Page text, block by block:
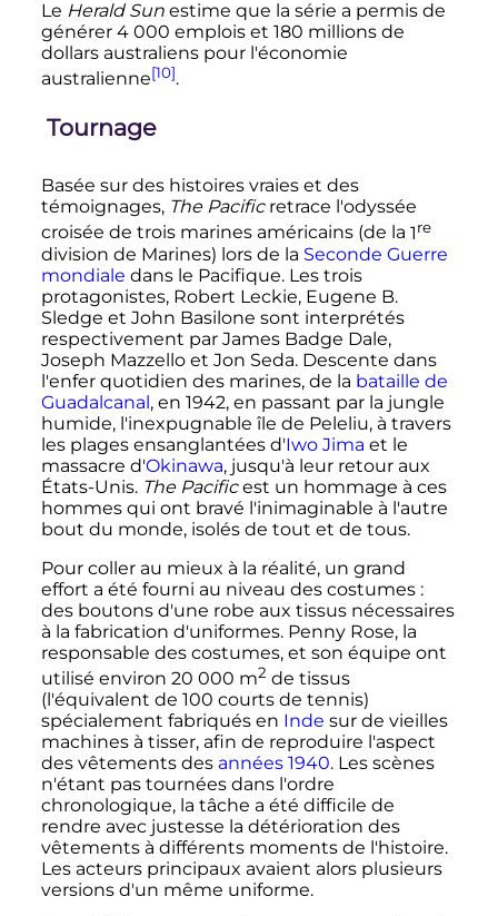
Le Herald Sunestime que la série a permis de
générer 4 000 emplois et 180 millions de
dollars australiens pour l'économie
australienne[10].
Tournage
Basée sur des histoires vraies et des
témoignages, The Pacificretrace l'odyssée
croisée de trois marines américains (de la 1re
division de Marines) lors de la Seconde Guerre
mondiale dans le Pacifique. Les trois
protagonistes, Robert Leckie, Eugene B.
Sledge et John Basilone sont interprétés
respectivement par James Badge Dale,
Joseph Mazzello et Jon Seda. Descente dans
l'enfer quotidien des marines, de la bataille de
Guadalcanal, en 1942, en passant par la jungle
humide, l'inexpugnable île de Peleliu, à travers
les plages ensanglantées d'Iwo Jima et le
massacre d'Okinawa, jusqu'à leur retour aux
États-Unis. The Pacificest un hommage à ces
hommes qui ont bravé l'inimaginable à l'autre
bout du monde, isolés de tout et de tous.
Pour coller au mieux à la réalité, un grand
effort a été fourni au niveau des costumes :
des boutons d'une robe aux tissus nécessaires
à la fabrication d'uniformes. Penny Rose, la
responsable des costumes, et son équipe ont
utilisé environ 20 000 m2 de tissus
(l'équivalent de 100 courts de tennis)
spécialement fabriqués en Inde sur de vieilles
machines à tisser, afin de reproduire l'aspect
des vêtements des années 1940. Les scènes
n'étant pas tournées dans l'ordre
chronologique, la tâche a été difficile de
rendre avec justesse la détérioration des
vêtements à différents moments de l'histoire.
Les acteurs principaux avaient alors plusieurs
versions d'un même uniforme.